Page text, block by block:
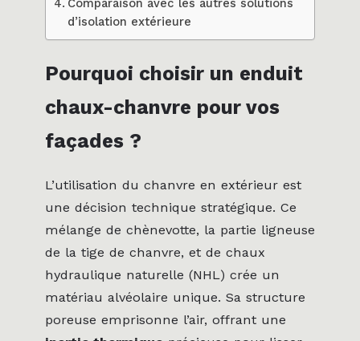
Comparaison avec les autres solutions
d’isolation extérieure
Pourquoi choisir un enduit
chaux-chanvre pour vos
façades ?
L’utilisation du chanvre en extérieur est
une décision technique stratégique. Ce
mélange de chènevotte, la partie ligneuse
de la tige de chanvre, et de chaux
hydraulique naturelle (NHL) crée un
matériau alvéolaire unique. Sa structure
poreuse emprisonne l’air, offrant une